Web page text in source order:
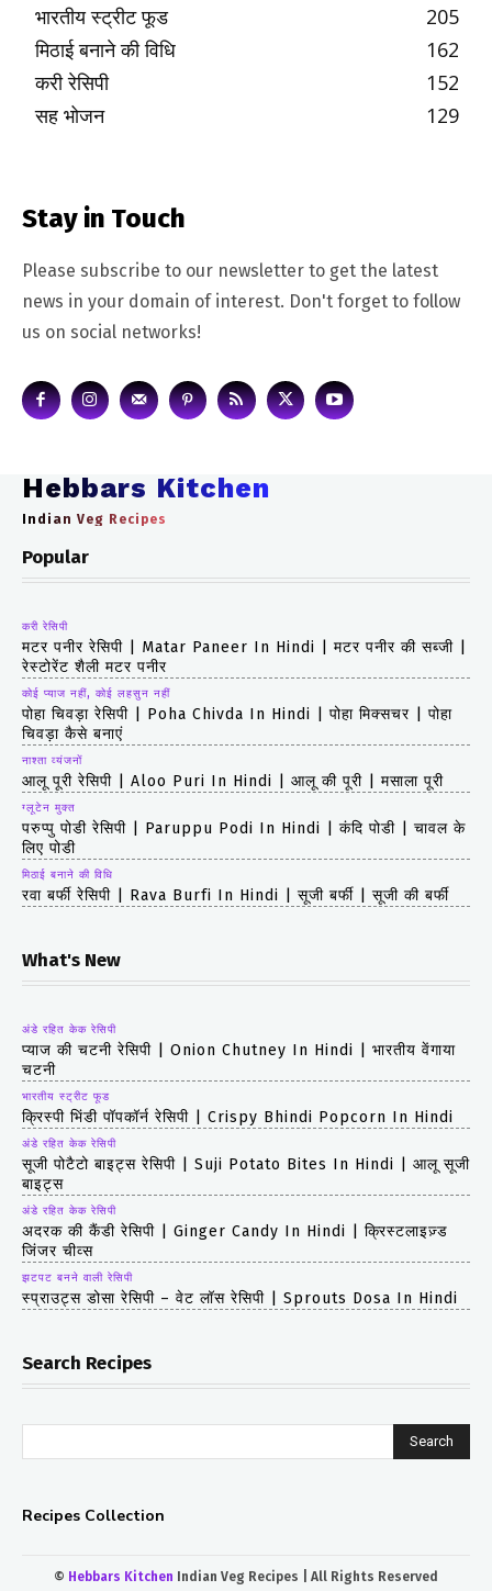
भारतीय स्ट्रीट फूड
205
मिठाई बनाने की विधि
162
करी रेसिपी
152
सह भोजन
129
Stay in Touch
Please subscribe to our newsletter to get the latest
news in your domain of interest. Don't forget to follow
us on social networks!
Hebbars Kitchen
Indian Veg Recipes
Popular
करी रेसिपी
मटर पनीर रेसिपी | Matar Paneer In Hindi | मटर पनीर की सब्जी |
रेस्टोरेंट शैली मटर पनीर
कोई प्याज नहीं, कोई लहसुन नहीं
पोहा चिवड़ा रेसिपी | Poha Chivda In Hindi | पोहा मिक्सचर | पोहा
चिवड़ा कैसे बनाएं
नाश्ता व्यंजनों
आलू पूरी रेसिपी | Aloo Puri In Hindi | आलू की पूरी | मसाला पूरी
ग्लूटेन मुक्त
परुप्पु पोडी रेसिपी | Paruppu Podi In Hindi | कंदि पोडी | चावल के
लिए पोडी
मिठाई बनाने की विधि
रवा बर्फी रेसिपी | Rava Burfi In Hindi | सूजी बर्फी | सूजी की बर्फी
What's New
अंडे रहित केक रेसिपी
प्याज की चटनी रेसिपी | Onion Chutney In Hindi | भारतीय वेंगाया
चटनी
भारतीय स्ट्रीट फूड
क्रिस्पी भिंडी पॉपकॉर्न रेसिपी | Crispy Bhindi Popcorn In Hindi
अंडे रहित केक रेसिपी
सूजी पोटैटो बाइट्स रेसिपी | Suji Potato Bites In Hindi | आलू सूजी
बाइट्स
अंडे रहित केक रेसिपी
अदरक की कैंडी रेसिपी | Ginger Candy In Hindi | क्रिस्टलाइज़्ड
जिंजर चीव्स
झटपट बनने वाली रेसिपी
स्प्राउट्स डोसा रेसिपी – वेट लॉस रेसिपी | Sprouts Dosa In Hindi
Search Recipes
Search
Recipes Collection
© Hebbars Kitchen Indian Veg Recipes | All Rights Reserved